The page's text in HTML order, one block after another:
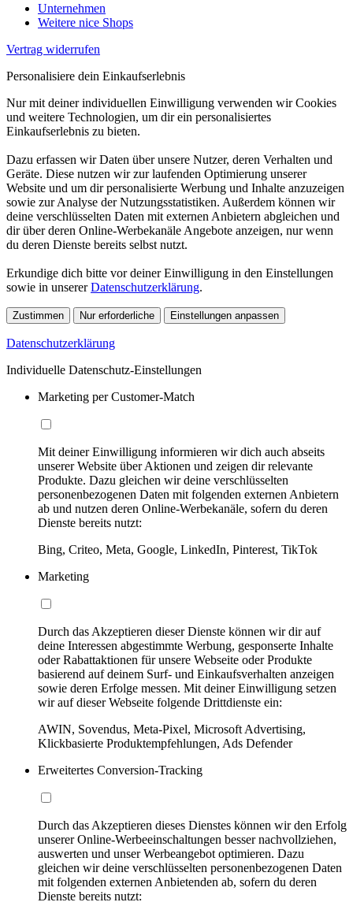
Unternehmen
Weitere nice Shops
Vertrag widerrufen
Personalisiere dein Einkaufserlebnis
Nur mit deiner individuellen Einwilligung verwenden wir Cookies
und weitere Technologien, um dir ein personalisiertes
Einkaufserlebnis zu bieten.
Dazu erfassen wir Daten über unsere Nutzer, deren Verhalten und
Geräte. Diese nutzen wir zur laufenden Optimierung unserer
Website und um dir personalisierte Werbung und Inhalte anzuzeigen
sowie zur Analyse der Nutzungsstatistiken. Außerdem können wir
deine verschlüsselten Daten mit externen Anbietern abgleichen und
dir über deren Online-Werbekanäle Angebote anzeigen, nur wenn
du deren Dienste bereits selbst nutzt.
Erkundige dich bitte vor deiner Einwilligung in den Einstellungen
sowie in unsererDatenschutzerklärung.
Zustimmen Nur erforderliche Einstellungen anpassen
Datenschutzerklärung
Individuelle Datenschutz-Einstellungen
Marketing per Customer-Match
Mit deiner Einwilligung informieren wir dich auch abseits
unserer Website über Aktionen und zeigen dir relevante
Produkte. Dazu gleichen wir deine verschlüsselten
personenbezogenen Daten mit folgenden externen Anbietern
ab und nutzen deren Online-Werbekanäle, sofern du deren
Dienste bereits nutzt:
Bing, Criteo, Meta, Google, LinkedIn, Pinterest, TikTok
Marketing
Durch das Akzeptieren dieser Dienste können wir dir auf
deine Interessen abgestimmte Werbung, gesponserte Inhalte
oder Rabattaktionen für unsere Webseite oder Produkte
basierend auf deinem Surf- und Einkaufsverhalten anzeigen
sowie deren Erfolge messen. Mit deiner Einwilligung setzen
wir auf dieser Webseite folgende Drittdienste ein:
AWIN, Sovendus, Meta-Pixel, Microsoft Advertising,
Klickbasierte Produktempfehlungen, Ads Defender
Erweitertes Conversion-Tracking
Durch das Akzeptieren dieses Dienstes können wir den Erfolg
unserer Online-Werbeeinschaltungen besser nachvollziehen,
auswerten und unser Werbeangebot optimieren. Dazu
gleichen wir deine verschlüsselten personenbezogenen Daten
mit folgenden externen Anbietenden ab, sofern du deren
Dienste bereits nutzt: